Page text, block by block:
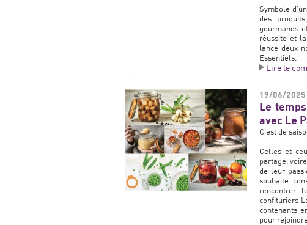
Symbole
des
gourmands
réussite et
lancé deux
Essentiels.
Lire le
19/06/2025
Le
avec Le
C'est de
Celles et
partagé,
de leur
souhaite
rencontrer
confituriers
contenants
pour